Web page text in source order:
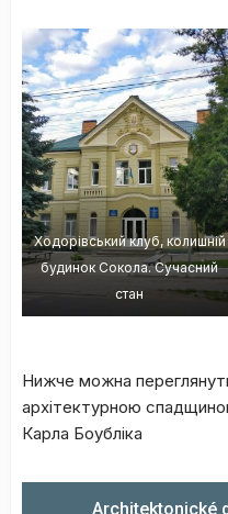
Ходорівський клуб, колишній
будинок Сокола. Сучасний
стан
Нижче можна
архітектурною
Карла Боубліка